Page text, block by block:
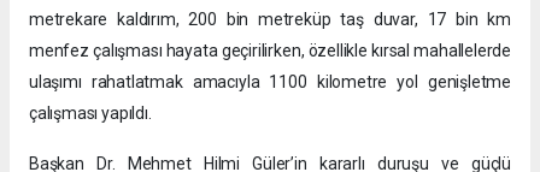
metrekare kaldırım, 200 bin metreküp taş duvar, 17 bin km
menfez çalışması hayata geçirilirken, özellikle kırsal mahallelerde
ulaşımı rahatlatmak amacıyla 1100 kilometre yol genişletme
çalışması yapıldı.
Başkan Dr. Mehmet Hilmi Güler’in kararlı duruşu ve güçlü